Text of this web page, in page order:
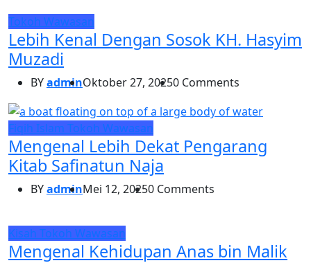
Tokoh Wawasan
Lebih Kenal Dengan Sosok KH. Hasyim
Muzadi
BYadminOktober 27, 20250 Comments
Fiqih Islam Tokoh Wawasan
Mengenal Lebih Dekat Pengarang
Kitab Safinatun Naja
BYadminMei 12, 20250 Comments
Kisah Tokoh Wawasan
Mengenal Kehidupan Anas bin Malik